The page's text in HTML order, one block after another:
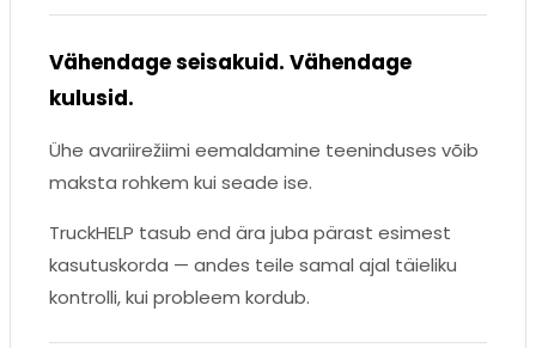
Vähendage seisakuid. Vähendage
kulusid.
Ühe avariirežiimi eemaldamine teeninduses võib
maksta rohkem kui seade ise.
TruckHELP tasub end ära juba pärast esimest
kasutuskorda — andes teile samal ajal täieliku
kontrolli, kui probleem kordub.